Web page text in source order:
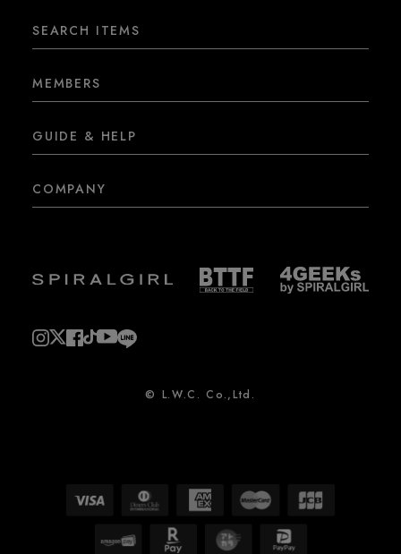
SEARCH ITEMS
MEMBERS
GUIDE & HELP
COMPANY
© L.W.C. Co.,Ltd.